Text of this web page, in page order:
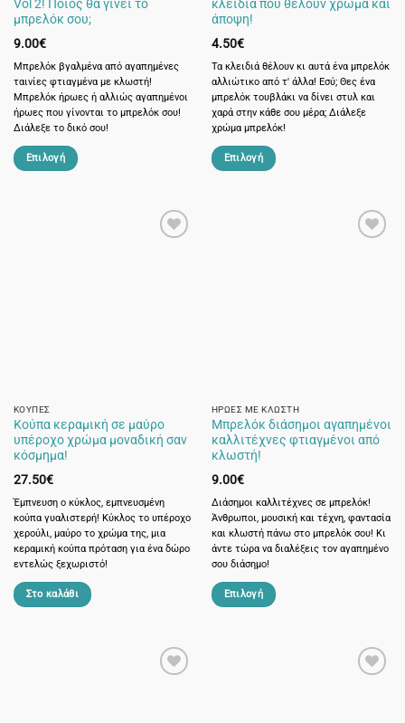
προϊόντος
Vol 2! Ποιος θα γίνει το
μπρελόκ σου;
9.00€
Μπρελόκ βγαλμένα από αγαπημένες
ταινίες φτιαγμένα με κλωστή!
Μπρελόκ ήρωες ή αλλιώς αγαπημένοι
ήρωες που γίνονται το μπρελόκ σου!
Διάλεξε το δικό σου!
Επιλογή
σελίδα
του
προϊόντος
κλειδιά που θέλουν χρώμα και
άποψη!
4.50€
Τα κλειδιά θέλουν κι αυτά ένα μπρελόκ
αλλιώτικο από τ' άλλα! Εσύ; Θες ένα
μπρελόκ τουβλάκι να δίνει στυλ και
χαρά στην κάθε σου μέρα; Διάλεξε
χρώμα μπρελόκ!
Επιλογή
σελίδα
του
προϊόντος
ΚΟΎΠΕΣ
Κούπα κεραμική σε μαύρο
υπέροχο χρώμα μοναδική σαν
κόσμημα!
27.50€
Έμπνευση ο κύκλος, εμπνευσμένη
κούπα γυαλιστερή! Κύκλος το υπέροχο
χερούλι, μαύρο το χρώμα της, μια
κεραμική κούπα πρόταση για ένα δώρο
εντελώς ξεχωριστό!
Στο καλάθι
ΉΡΩΕΣ ΜΕ ΚΛΩΣΤΉ
Μπρελόκ διάσημοι αγαπημένοι
καλλιτέχνες φτιαγμένοι από
κλωστή!
9.00€
Διάσημοι καλλιτέχνες σε μπρελόκ!
Άνθρωποι, μουσική και τέχνη, φαντασία
και κλωστή πάνω στο μπρελόκ σου! Κι
άντε τώρα να διαλέξεις τον αγαπημένο
σου διάσημο!
Επιλογή